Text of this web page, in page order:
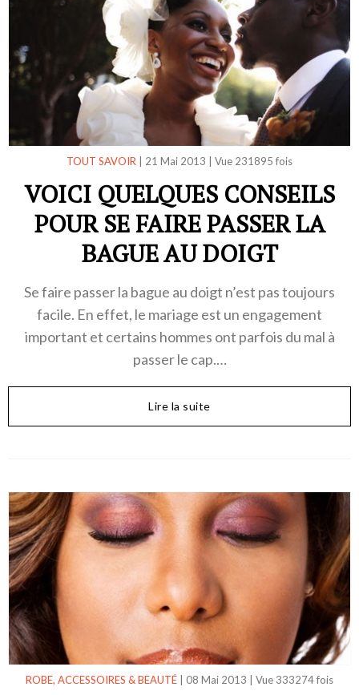
TOUT SAVOIR 21 Mai 2013 Vue 231895 fois
VOICI QUELQUES CONSEILS
POUR SE FAIRE PASSER LA
BAGUE AU DOIGT
Se faire passer la bague au doigt n’est pas toujours
facile. En effet, le mariage est un engagement
important et certains hommes ont parfois du mal à
passer le cap.…
Lire la suite
ROBE, ACCESSOIRES & BEAUTÉ 08 Mai 2013 Vue 333274 fois